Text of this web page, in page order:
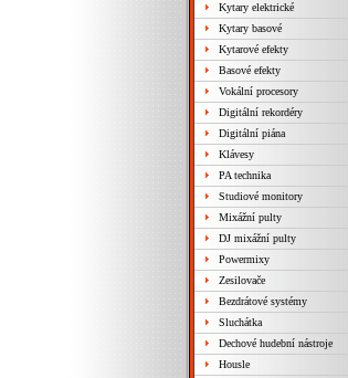
Kytary elektrické
Kytary basové
Kytarové efekty
Basové efekty
Vokální procesory
Digitální rekordéry
Digitální piána
Klávesy
PA technika
Studiové monitory
Mixážní pulty
DJ mixážní pulty
Powermixy
Zesilovače
Bezdrátové systémy
Sluchátka
Dechové hudební nástroje
Housle